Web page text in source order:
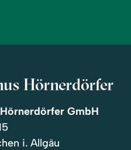
Hörnerdörfer
GmbH
i. Allgäu